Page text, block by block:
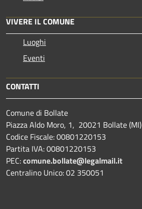
VIVERE IL COMUNE
Luoghi
Eventi
CONTATTI
Comune di Bollate
Piazza Aldo Moro, 1, 20021 Bollate (MI)
Codice Fiscale: 00801220153
Partita IVA: 00801220153
PEC:comune.bollate@legalmail.it
Centralino Unico: 02 350051